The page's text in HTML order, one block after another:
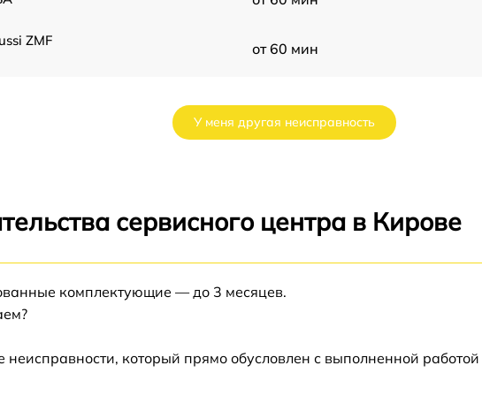
ZMF
от 60 мин
21110 SA от 60 мин
У меня другая неисправность
сервисного центра в Кирове
комплектующие — до 3 месяцев.
неисправности, который прямо обусловлен с выполненной